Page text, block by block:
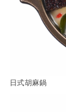
日式胡麻鍋